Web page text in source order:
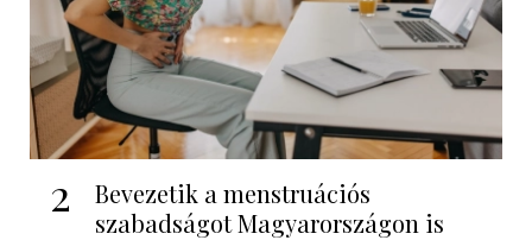
2
Bevezetik a menstruációs
szabadságot Magyarországon is